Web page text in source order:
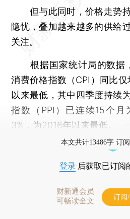
但与此同时，价格走势持
隐忧，叠加越来越多的供给
关注。
根据国家统计局的数据
消费价格指数（CPI）同比
以来最低，其中四季度持续
指数（PPI）已连续15个月
3%，为2016年以来最低。
本文共计13486字 订
登录 后获取已订阅
财新通会员
可畅读全文
订阅